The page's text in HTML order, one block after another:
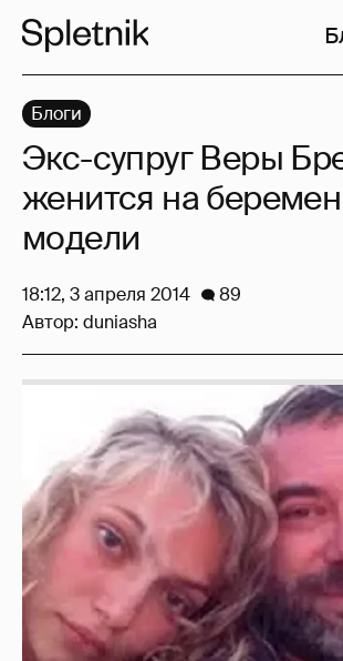
Блоги
Экс-супруг Веры
женится на
модели
18:12, 3 апреля 2014
89
Автор: duniasha